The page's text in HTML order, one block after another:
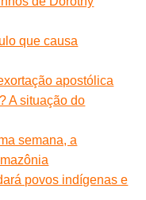
que causa
apostólica
A situação do
semana, a
povos indígenas e